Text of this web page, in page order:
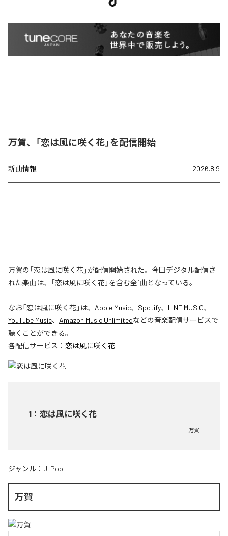
万賀、「恋は風に咲く花」を配信開始
新曲情報 2026.8.9
万賀の「恋は風に咲く花」が配信開始された。今回デジタル配信さ
れた楽曲は、「恋は風に咲く花」を含む全1曲となっている。
なお「恋は風に咲く花」は、 Apple Music、 Spotify、 LINE MUSIC、
YouTube Music、 Amazon Music Unlimitedなどの音楽配信サービスで
聴くことができる。
各配信サービス： 恋は風に咲く花
1 ： 恋は風に咲く花
万賀
ジャンル： J-Pop
万賀